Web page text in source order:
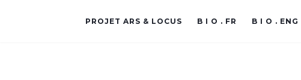
PROJET ARS & LOCUS B I O . FR B I O . ENG